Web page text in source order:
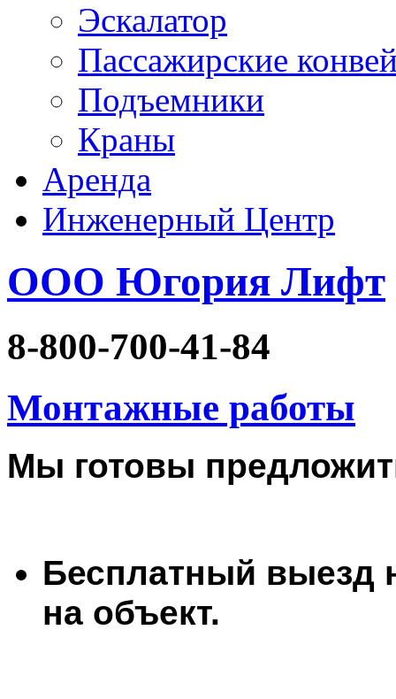
Эскалатор
Пассажирские
Подъемники
Краны
Аренда
Инженерный Центр
ООО Югория Лифт
8-800-700-41-84
Монтажные работы
Мы готовы
Бесплатный выезд
на объект.